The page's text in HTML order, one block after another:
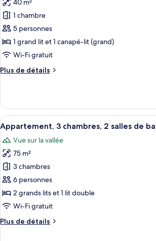
chambre
photos
pour
ce
type
de
chambre :
Appartement,
40 m²
1 chambre
5 personnes
1 grand lit et 1 canapé-lit (grand)
Wi-Fi gratuit
Plus de détails
Plus
le
type
de
chambre
Appartement,
chambre
Afficher
toutes
les
photos
pour
ce
type
de
chambre :
Appartement,
Un coin
16
Appartement, 3 chambres, 2 salles de
Vue sur la vallée
75 m²
3 chambres
6 personnes
2 grands lits et 1 lit double
Wi-Fi gratuit
Plus de détails
Plus